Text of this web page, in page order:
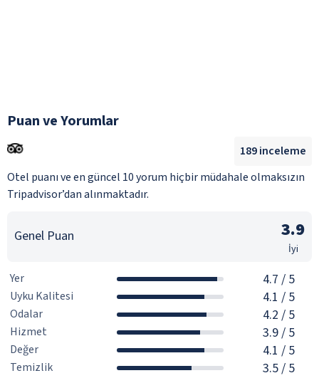
Puan ve Yorumlar
Otel puanı ve en güncel 10 yorum hiçbir müdahale olmaksızın
Tripadvisor’dan alınmaktadır.
189inceleme
Genel Puan 3.9
İyi
Yer 4.7 / 5
Uyku Kalitesi 4.1 / 5
Odalar 4.2 / 5
Hizmet 3.9/ 5
Değer 4.1 / 5
Temizlik 3.5/ 5